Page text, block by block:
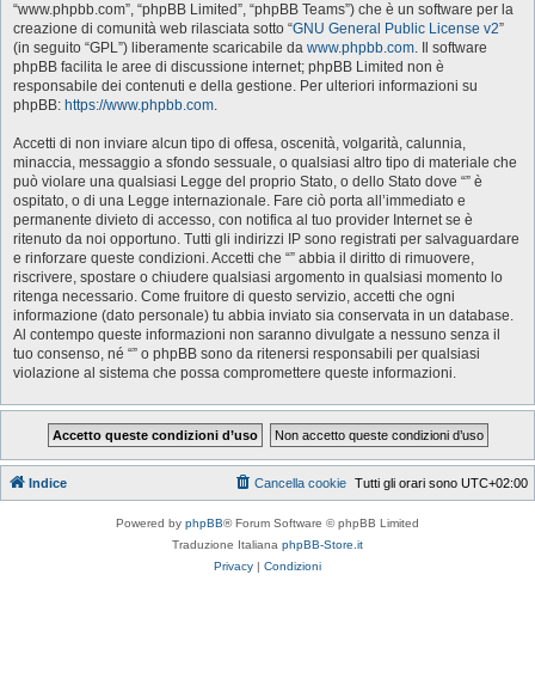
“www.phpbb.com”, “phpBB Limited”, “phpBB Teams”) che è un software per la
creazione di comunità web rilasciata sotto “GNU General Public License v2”
(in seguito “GPL”) liberamente scaricabile da www.phpbb.com. Il software
phpBB facilita le aree di discussione internet; phpBB Limited non è
responsabile dei contenuti e della gestione. Per ulteriori informazioni su
phpBB: https://www.phpbb.com.
Accetti di non inviare alcun tipo di offesa, oscenità, volgarità, calunnia,
minaccia, messaggio a sfondo sessuale, o qualsiasi altro tipo di materiale che
può violare una qualsiasi Legge del proprio Stato, o dello Stato dove “” è
ospitato, o di una Legge internazionale. Fare ciò porta all’immediato e
permanente divieto di accesso, con notifica al tuo provider Internet se è
ritenuto da noi opportuno. Tutti gli indirizzi IP sono registrati per salvaguardare
e rinforzare queste condizioni. Accetti che “” abbia il diritto di rimuovere,
riscrivere, spostare o chiudere qualsiasi argomento in qualsiasi momento lo
ritenga necessario. Come fruitore di questo servizio, accetti che ogni
informazione (dato personale) tu abbia inviato sia conservata in un database.
Al contempo queste informazioni non saranno divulgate a nessuno senza il
tuo consenso, né “” o phpBB sono da ritenersi responsabili per qualsiasi
violazione al sistema che possa compromettere queste informazioni.
Indice Tutti gli orari sono UTC+02:00
Cancella cookie
Powered by phpBB® Forum Software © phpBB Limited
Traduzione Italiana phpBB-Store.it
Privacy | Condizioni